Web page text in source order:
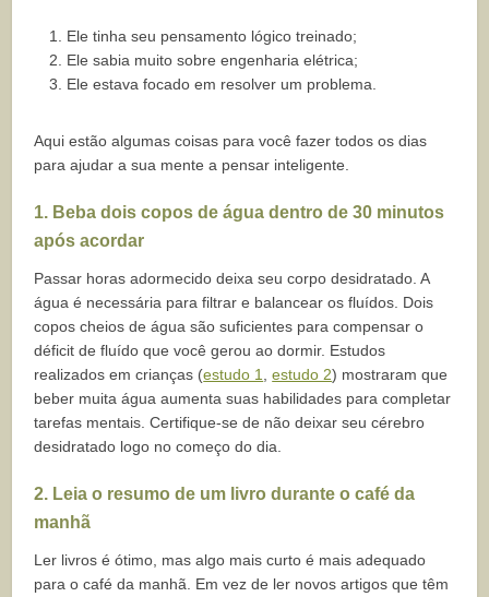
Ele tinha seu pensamento lógico treinado;
Ele sabia muito sobre engenharia elétrica;
Ele estava focado em resolver um problema.
Aqui estão algumas coisas para você fazer todos os dias
para ajudar a sua mente a pensar inteligente.
1. Beba dois copos de água dentro de 30 minutos
após acordar
Passar horas adormecido deixa seu corpo desidratado. A
água é necessária para filtrar e balancear os fluídos. Dois
copos cheios de água são suficientes para compensar o
déficit de fluído que você gerou ao dormir. Estudos
realizados em crianças (estudo 1 ,estudo 2) mostraram que
beber muita água aumenta suas habilidades para completar
tarefas mentais. Certifique-se de não deixar seu cérebro
desidratado logo no começo do dia.
2. Leia o resumo de um livro durante o café da
manhã
Ler livros é ótimo, mas algo mais curto é mais adequado
para o café da manhã. Em vez de ler novos artigos que têm